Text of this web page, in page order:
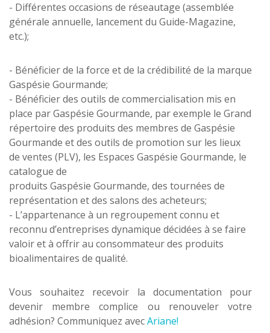
- Différentes occasions de réseautage (assemblée
générale annuelle, lancement du Guide-Magazine,
etc.);
- Bénéficier de la force et de la crédibilité de la marque
Gaspésie Gourmande;
- Bénéficier des outils de commercialisation mis en
place par Gaspésie Gourmande, par exemple le Grand
répertoire des produits des membres de Gaspésie
Gourmande et des outils de promotion sur les lieux
de ventes (PLV), les Espaces Gaspésie Gourmande, le
catalogue de
produits Gaspésie Gourmande, des tournées de
représentation et des salons des acheteurs;
- L’appartenance à un regroupement connu et
reconnu d’entreprises dynamique décidées à se faire
valoir et à offrir au consommateur des produits
bioalimentaires de qualité.
Vous souhaitez recevoir la documentation pour
devenir membre complice ou renouveler votre
adhésion? Communiquez avecAriane!